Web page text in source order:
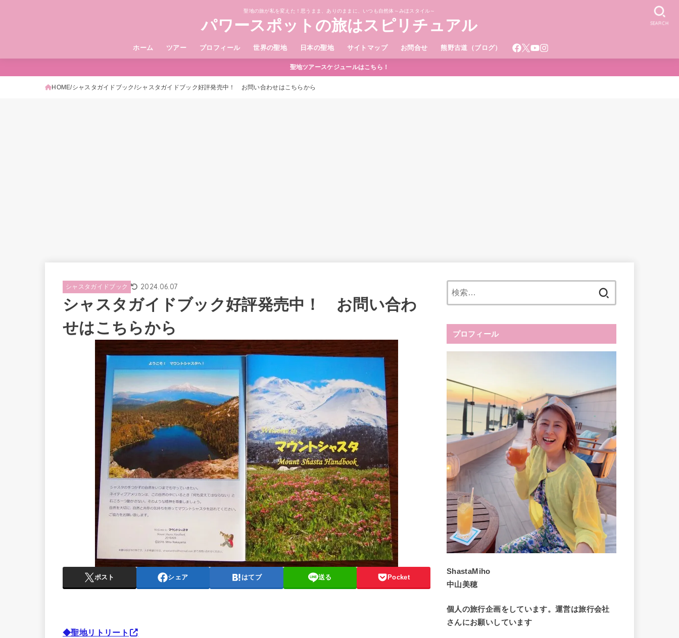
聖地の旅が私を変えた！思うまま、ありのままに、いつも自然体～みほスタイル～
パワースポットの旅はスピリチュアル
ホーム ツアー プロフィール 世界の聖地 日本の聖地 サイトマップ お問合せ 熊野古道（ブログ）
SEARCH
聖地ツアースケジュールはこちら！
HOME シャスタガイドブック シャスタガイドブック好評発売中！ お問い合わせはこちらから
シャスタガイドブック 2024.06.07
シャスタガイドブック好評発売中！ お問い合わ
せはこちらから
ポスト シェア はてブ 送る Pocket
◆聖地リトリート
プロフィール
ShastaMiho
中山美穂
個人の旅行企画をしています。運営は旅行会社
さんにお願いしています